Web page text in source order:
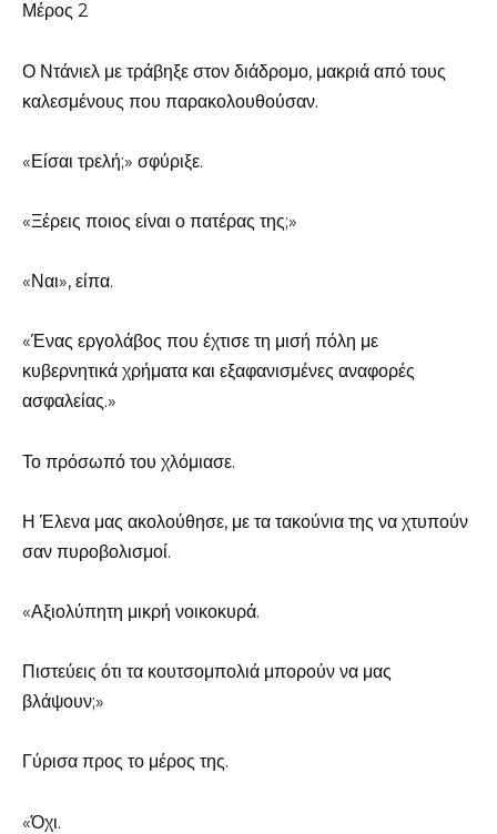
Μέρος 2
Ο Ντάνιελ με τράβηξε στον διάδρομο, μακριά από τους
καλεσμένους που παρακολουθούσαν.
«Είσαι τρελή;» σφύριξε.
«Ξέρεις ποιος είναι ο πατέρας της;»
«Ναι», είπα.
«Ένας εργολάβος που έχτισε τη μισή πόλη με
κυβερνητικά χρήματα και εξαφανισμένες αναφορές
ασφαλείας.»
Το πρόσωπό του χλόμιασε.
Η Έλενα μας ακολούθησε, με τα τακούνια της να χτυπούν
σαν πυροβολισμοί.
«Αξιολύπητη μικρή νοικοκυρά.
Πιστεύεις ότι τα κουτσομπολιά μπορούν να μας
βλάψουν;»
Γύρισα προς το μέρος της.
«Όχι.